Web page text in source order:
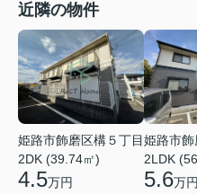
近隣の物件
姫路市飾磨区構５丁目
2DK (39.74㎡)
4.5万円
姫路市
2LDK
5.6万円